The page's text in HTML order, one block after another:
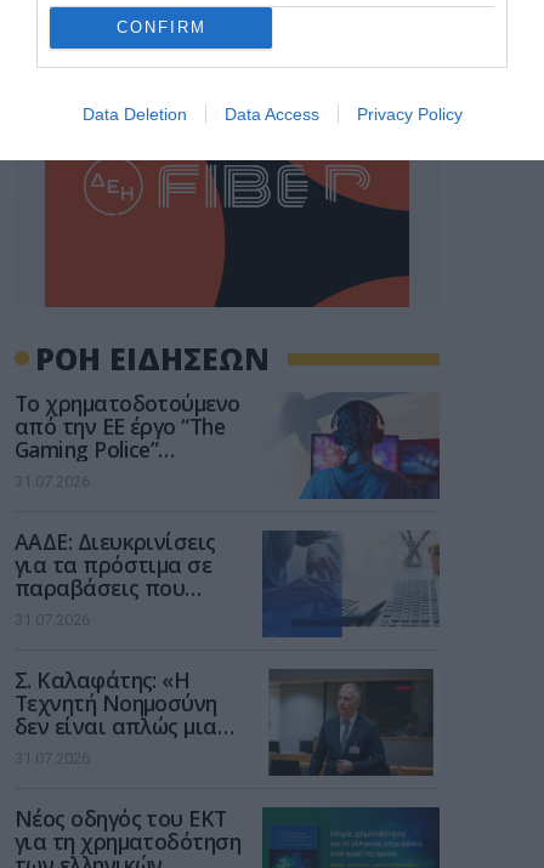
CONFIRM
Data Deletion Data Access Privacy Policy
ΡΟΗ ΕΙΔΗΣΕΩΝ
Το χρηματοδοτούμενο
από την ΕΕ έργο “The
Gaming Police”
ενισχύει την ασφάλεια
των παιδιών στο
31.07.2026
ΑΑΔΕ: Διευκρινίσεις
για τα πρόστιμα σε
παραβάσεις που
αφορούν τους ΦΗΜ
31.07.2026
Σ. Καλαφάτης: «Η
Τεχνητή Νοημοσύνη
δεν είναι απλώς μια
νέα τεχνολογία, είναι
μια νέα βιομηχανική
31.07.2026
Νέος οδηγός του ΕΚΤ
για τη χρηματοδότηση